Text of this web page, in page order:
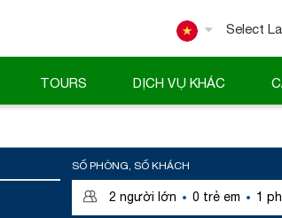
TOURS DỊCH VỤ KHÁC
SỐ PHÒNG, SỐ KHÁCH
2 người lớn · 0 trẻ em · 1